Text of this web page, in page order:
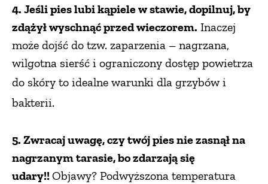
4. Jeśli pies lubi kąpiele w stawie, dopilnuj, by
zdążył wyschnąć przed wieczorem. Inaczej
może dojść do tzw. zaparzenia – nagrzana,
wilgotna sierść i ograniczony dostęp powietrza
do skóry to idealne warunki dla grzybów i
bakterii.
5. Zwracaj uwagę, czy twój pies nie zasnął na
nagrzanym tarasie, bo zdarzają się
udary!!Objawy? Podwyższona temperatura